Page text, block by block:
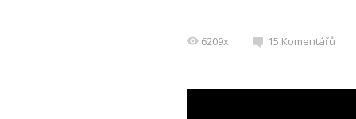
6209x 15 Komentářů